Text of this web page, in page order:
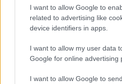
I want to allow Google to
related to advertising like
device identifiers in apps.
I want to allow my user data
Google for online advertising
I want to allow Google to